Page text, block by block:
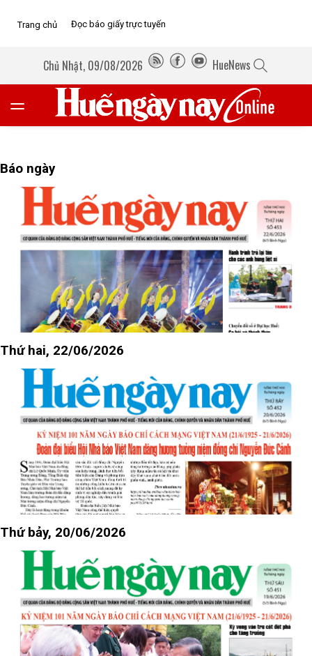
Trang chủ Đọc báo giấy trực tuyến
Chủ Nhật, 09/08/2026 HueNews
Báo ngày
Thứ hai, 22/06/2026
Thứ bảy, 20/06/2026